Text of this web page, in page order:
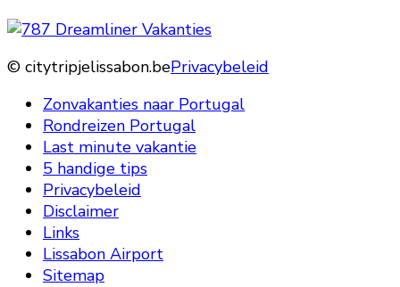
© citytripjelissabon.bePrivacybeleid
Zonvakanties naar Portugal
Rondreizen Portugal
Last minute vakantie
5 handige tips
Privacybeleid
Disclaimer
Links
Lissabon Airport
Sitemap